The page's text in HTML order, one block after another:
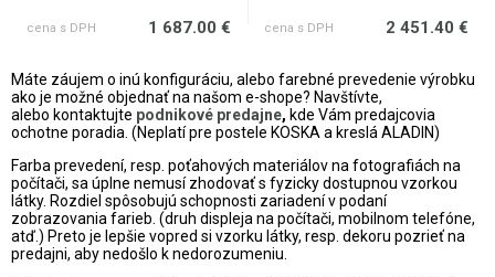
cena s DPH 1 687.00 € cena s DPH 2 451.40 €
Máte záujem o inú konfiguráciu, alebo farebné prevedenie výrobku
ako je možné objednať na našom e-shope? Navštívte,
alebo kontaktujte podnikové predajne, kde Vám predajcovia
ochotne poradia. (Neplatí pre postele KOSKA a kreslá ALADIN)
Farba prevedení, resp. poťahových materiálov na fotografiách na
počítači, sa úplne nemusí zhodovať s fyzicky dostupnou vzorkou
látky. Rozdiel spôsobujú schopnosti zariadení v podaní
zobrazovania farieb. (druh displeja na počítači, mobilnom telefóne,
atď.) Preto je lepšie vopred si vzorku látky, resp. dekoru pozrieť na
predajni, aby nedošlo k nedorozumeniu.